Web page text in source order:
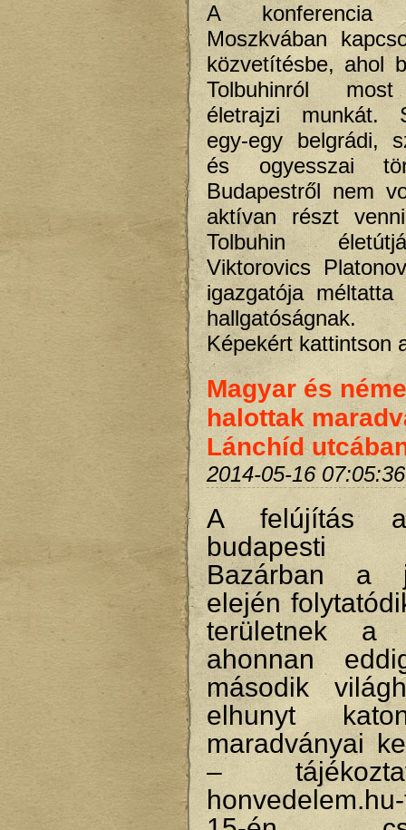
A konferencia
Moszkvában
közvetítésbe, ahol
Tolbuhinról
életrajzi munkát.
egy-egy belgrádi,
és ogyesszai
Budapestről nem
aktívan részt
Tolbuhin
Viktorovics
igazgatója
hallgatóságnak.
Képekért kattintson
Magyar és
halottak
Lánchíd
2014-05-16 07:05:36
A felújítás
budapesti
Bazárban a
elején
területnek a
ahonnan
második
elhunyt
maradványai
–